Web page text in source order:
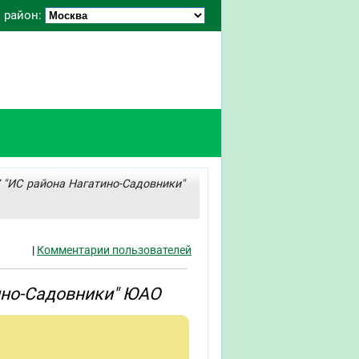
район:
района Нагатино-Садовники"
| Комментарии пользователей
Садовники" ЮАО